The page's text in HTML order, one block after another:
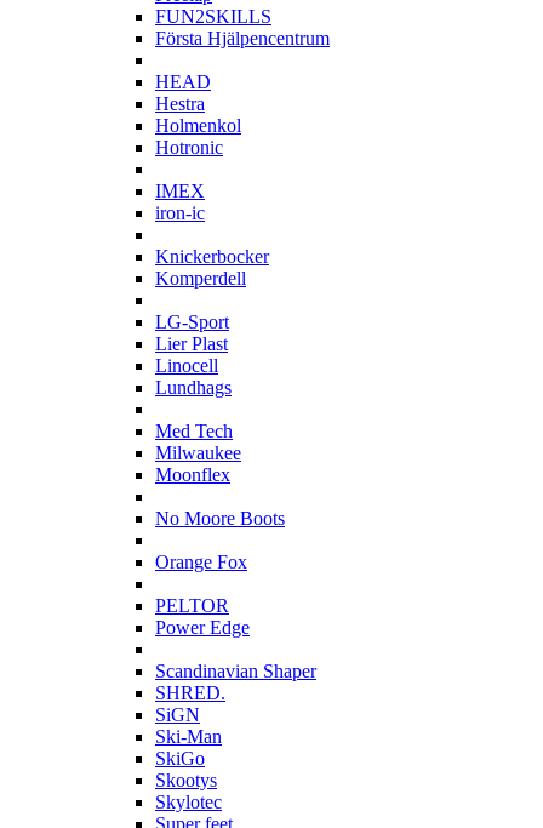
FUN2SKILLS
Första Hjälpencentrum
HEAD
Hestra
Holmenkol
Hotronic
IMEX
iron-ic
Knickerbocker
Komperdell
LG-Sport
Lier Plast
Linocell
Lundhags
Med Tech
Milwaukee
Moonflex
No Moore Boots
Orange Fox
PELTOR
Power Edge
Scandinavian Shaper
SHRED.
SiGN
Ski-Man
SkiGo
Skootys
Skylotec
Super feet